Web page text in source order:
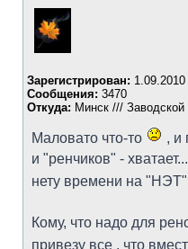
Зарегистрирован:
Сообщения: 3470
Откуда: Минск /// Заводской
Маловато что-то
, и
и "ренчиков" -
нету времени на "НЭТ"
Кому, что надо для
привезу все , что